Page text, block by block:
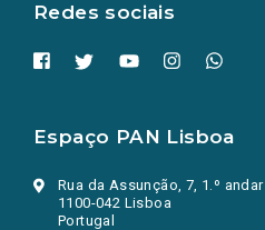
Redes sociais
Espaço PAN Lisboa
Rua da Assunção, 7, 1.º andar
1100-042 Lisboa
Portugal